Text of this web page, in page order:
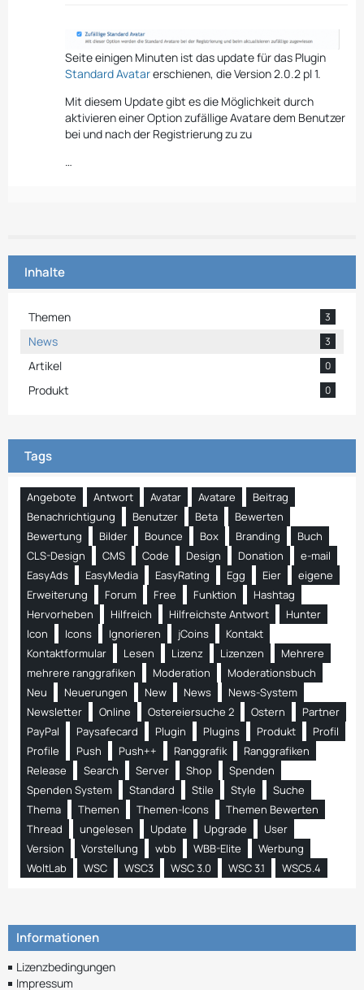
Seite einigen Minuten ist das update für das Plugin
Standard Avatarerschienen, die Version 2.0.2 pl 1.
Mit diesem Update gibt es die Möglichkeit durch
aktivieren einer Option zufällige Avatare dem Benutzer
bei und nach der Registrierung zu zu
…
Inhalte
Themen 3
News 3
Artikel 0
Produkt 0
Tags
Angebote Antwort Avatar Avatare
Beitrag
Benachrichtigung
Benutzer Beta
Bewerten
Bewertung
Bilder Bounce Box Branding
Buch
CLS-Design
CMS Code Design Donation
e-mail
EasyAds
EasyMedia EasyRating Egg Eier
eigene
Erweiterung
Forum Free Funktion
Hashtag
Hervorheben
Hilfreich Hilfreichste Antwort
Hunter
Icon
Icons Ignorieren jCoins
Kontakt
Kontaktformular
Lesen Lizenz Lizenzen
Mehrere
mehrere ranggrafiken
Moderation
Moderationsbuch
Neu
Neuerungen New News
News-System
Newsletter
Online Ostereiersuche 2 Ostern
Partner
PayPal
Paysafecard Plugin Plugins Produkt
Profil
Profile
Push Push++ Ranggrafik
Ranggrafiken
Release
Search Server Shop
Spenden
Spenden System
Standard Stile Style
Suche
Thema
Themen Themen-Icons
Themen Bewerten
Thread
ungelesen Update Upgrade
User
Version
Vorstellung wbb WBB-Elite
Werbung
WoltLab
WSC WSC3 WSC 3.0 WSC 3.1 WSC5.4
Informationen
Lizenzbedingungen
Impressum